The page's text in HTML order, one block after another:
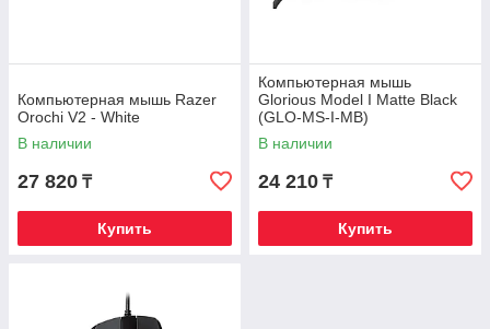
Компьютерная мышь Razer
Orochi V2 - White
В наличии
27 820 ₸
Купить
Компьютерная мышь
Glorious Model I Matte Black
(GLO-MS-I-MB)
В наличии
24 210 ₸
Купить